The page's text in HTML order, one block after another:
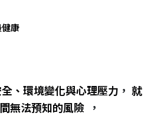
康
、環境變化與心理壓力 ， 就
無法預知的風險 ，